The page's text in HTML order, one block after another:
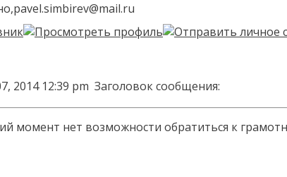
2014 12:39 pm Заголовок сообщения:
момент нет возможности обратиться к